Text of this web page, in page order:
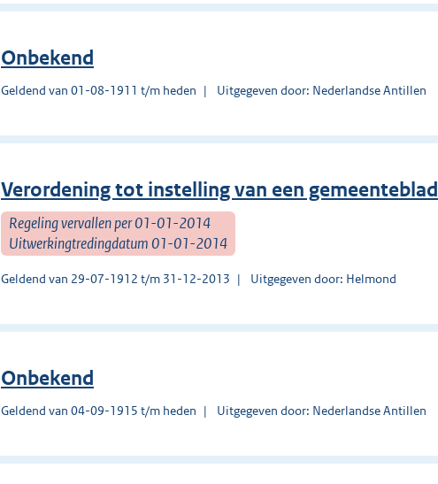
Onbekend
Geldend van 01-08-1911 t/m heden Uitgegeven door: Nederlandse Antillen
Verordening tot instelling van een gemeenteblad
Regeling vervallen per 01-01-2014
Uitwerkingtredingdatum 01-01-2014
Geldend van 29-07-1912 t/m 31-12-2013 Uitgegeven door: Helmond
Onbekend
Geldend van 04-09-1915 t/m heden Uitgegeven door: Nederlandse Antillen